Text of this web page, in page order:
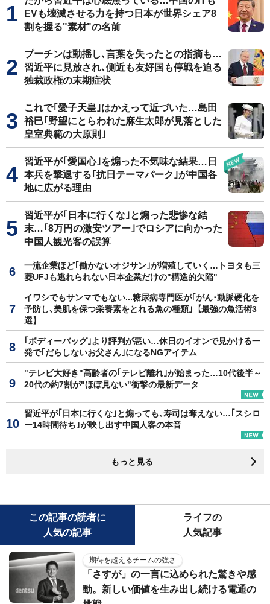
EVも壊滅させる力を持つ日本が世界シェア8
割を握る"素材"の名前
プーチンは動揺し､言葉を失ったとの指摘も…
習近平に見放され､側近も友好国も停戦を迫る
独裁政権の末期症状
これで｢愛子天皇｣はかえって近づいた…島田
裕巳｢野望にとらわれた麻生太郎が見落とした
皇室典範の大原則｣
習近平が｢愛国心｣を煽った不気味な結果…日
本兵を撃退する｢抗日テーマパーク｣が中国各
地に広がる理由
習近平が｢日本に行くな｣と煽った悲惨な結
末…｢8万円の激安ツアー｣でロシアに向かった
中国人観光客の誤算
一流企業ほど｢働かないオジサン｣が増殖していく…トヨタも三
菱UFJも逃れられない日本企業だけの"構造的欠陥"
イワシでもサンマでもない...糖尿病専門医が｢がん･動脈硬化を
予防し､美肌を保つ栄養素をとれる魚の種類｣【最強の魚活術3
選】
｢ボディーバッグ｣より評判が悪い…休日のイオンで見かける一
発で｢だらしないお父さん｣になるNGアイテム
"テレビ大好き"高齢者の｢テレビ離れ｣が始まった…10代後半～
20代の約7割が"ほぼ見ない"衝撃の最新データ
習近平が｢日本に行くな｣と煽っても､寿司は奪えない…｢スシロ
ー14時間待ち｣が映し出す中国人客の本音
もっと見る
この記事の読者に
人気の記事
ライフの
人気記事
期待を超えるチームの強さ
「さすが」の一言に込められた驚きや感
動。新しい価値を生み出し続ける電通の